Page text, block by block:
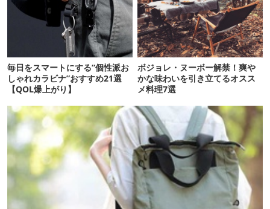
毎日をスマートにする“個性派お
しゃれカラビナ”おすすめ21選
【QOL爆上がり】
ボジョレ・ヌーボー解禁！爽や
かな味わいを引き立てるオスス
メ料理7選